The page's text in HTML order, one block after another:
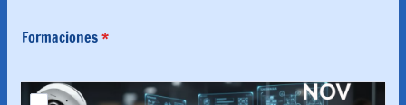
Formaciones*